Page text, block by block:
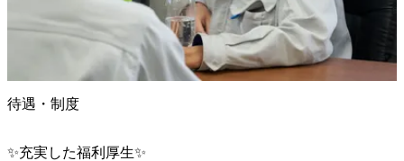
待遇・制度
✨充実した福利厚生✨